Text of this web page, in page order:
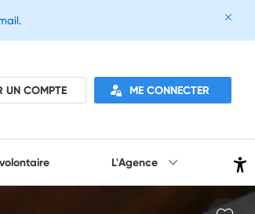
UN COMPTE ME CONNECTER
L'Agence